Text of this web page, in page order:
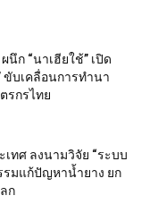
นึก “นาเฮียใช้” เปิด
บเคลื่อนการทำนา
รกรไทย
ทศ ลงนามวิจัย “ระบบ
รมแก้ปัญหาน้ำยาง ยก
ก